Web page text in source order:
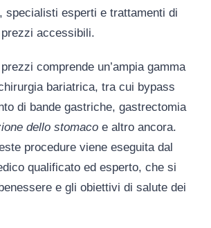
specialisti esperti e trattamenti di
accessibili.
comprende un’ampia gamma
bariatrica, tra cui bypass
di bande gastriche, gastrectomia
dello stomacoe altro ancora.
procedure viene eseguita dal
qualificato ed esperto, che si
e gli obiettivi di salute dei